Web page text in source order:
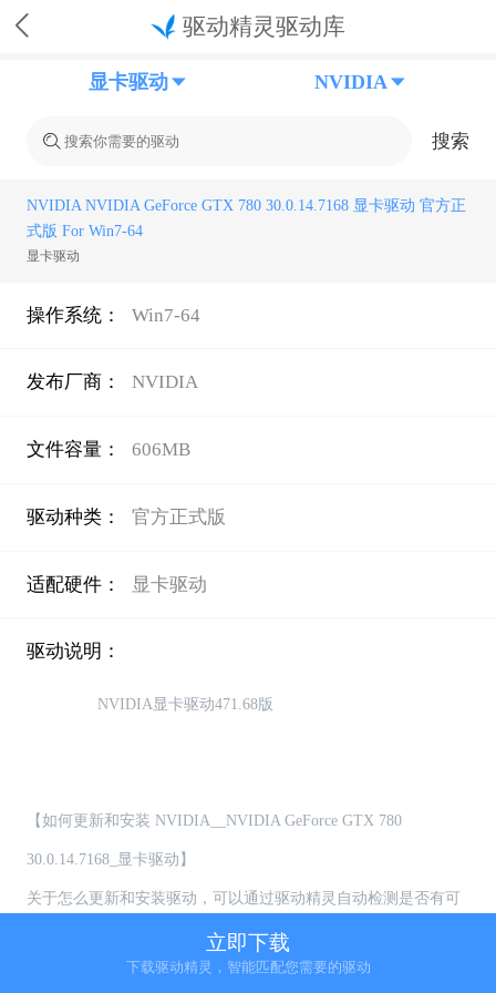
驱动精灵驱动库
显卡驱动 NVIDIA
搜索
NVIDIA NVIDIA GeForce GTX 780 30.0.14.7168 显卡驱动 官方正
式版 For Win7-64
显卡驱动
操作系统： Win7-64
发布厂商： NVIDIA
文件容量： 606MB
驱动种类： 官方正式版
适配硬件： 显卡驱动
驱动说明：
【如何更新和安装 NVIDIA__NVIDIA GeForce GTX 780
30.0.14.7168_显卡驱动】
关于怎么更新和安装驱动，可以通过驱动精灵自动检测是否有可
更新的驱动，用户可选择自主更新或者安装驱动
【如何卸载 NVIDIA__NVIDIA GeForce GTX 780 30.0.14.7168_显
立即下载
下载驱动精灵，智能匹配您需要的驱动